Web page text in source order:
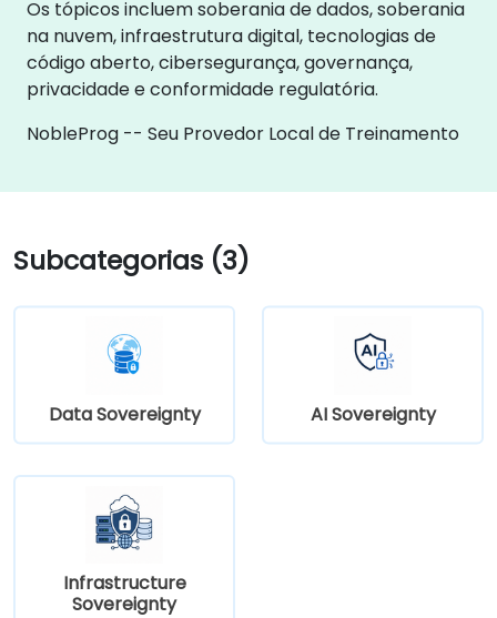
Os tópicos incluem soberania de dados, soberania
na nuvem, infraestrutura digital, tecnologias de
código aberto, cibersegurança, governança,
privacidade e conformidade regulatória.
NobleProg -- Seu Provedor Local de Treinamento
Subcategorias (3)
Data Sovereignty AI Sovereignty
Infrastructure
Sovereignty